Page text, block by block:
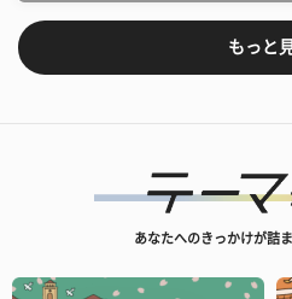
もっと
あなたへのきっかけが詰